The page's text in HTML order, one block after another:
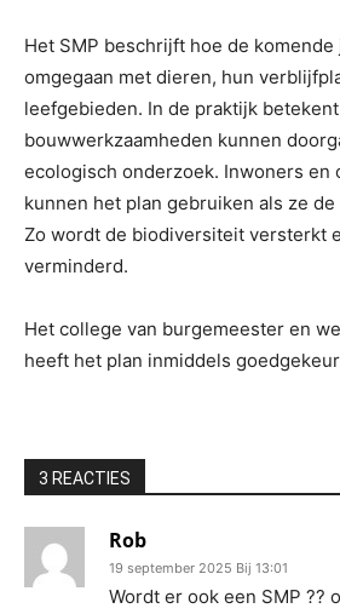
Het SMP beschrijft hoe de
omgegaan met dieren, hun
leefgebieden. In de praktijk
bouwwerkzaamheden kunnen
ecologisch onderzoek. Inwoners en
kunnen het plan gebruiken als ze
Zo wordt de biodiversiteit versterkt
verminderd.
Het college van burgemeester en
heeft het plan inmiddels
3 REACTIES
Rob
19 september 2025 Bij 13:01
Wordt er ook een SMP ??